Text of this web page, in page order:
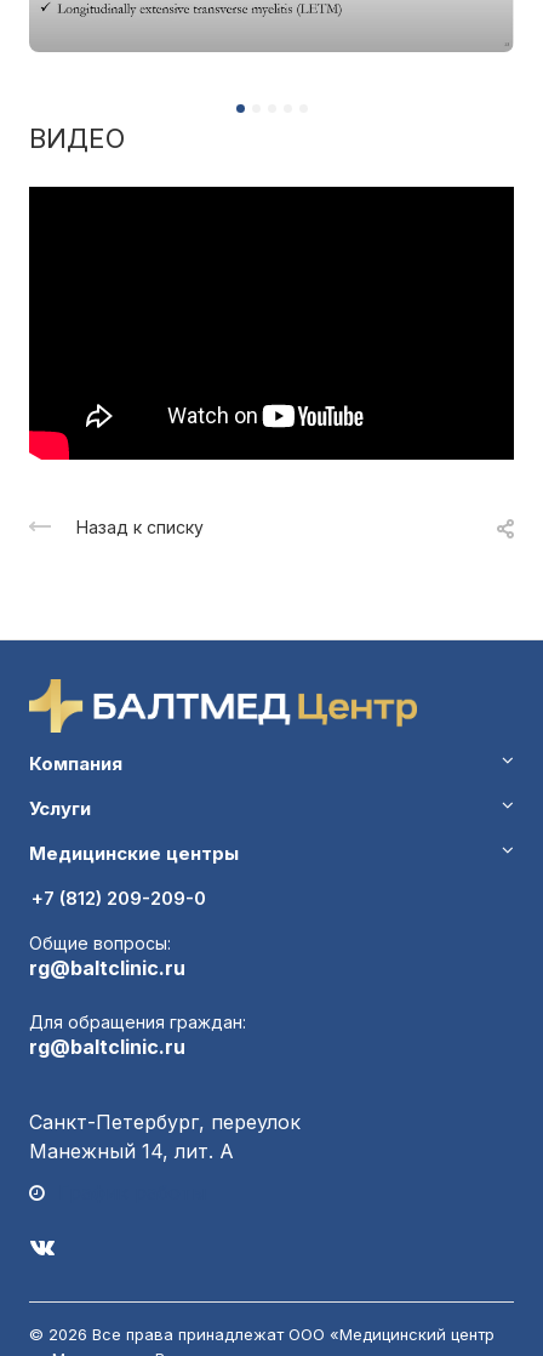
ВИДЕО
Назад к списку
Компания
Услуги
Медицинские центры
+7 (812) 209-209-0
Общие вопросы:
rg@baltclinic.ru
Для обращения граждан:
rg@baltclinic.ru
Санкт-Петербург, переулок
Манежный 14, лит. А
© 2026 Все права принадлежат ООО «Медицинский центр